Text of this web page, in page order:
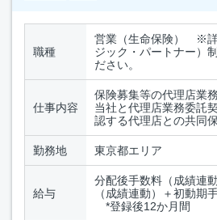
職種
営業（生命保険） ※詳
ジック・パートナー）
ださい。
仕事内容
保険募集等の代理店業
当社と代理店業務委託
認する代理店との共同
勤務地 東京都エリア
給与
分配後手数料（成績連
（成績連動）＋初動期
*登録後12か月間